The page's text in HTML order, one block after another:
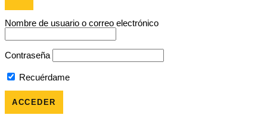
Nombre de usuario o correo electrónico
Contraseña
Recuérdame